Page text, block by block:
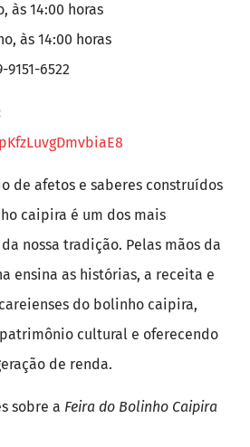
às 14:00 horas
às 14:00 horas
6522
de afetos e saberes construídos
caipira é um dos mais
nossa tradição. Pelas mãos da
ensina as histórias, a receita e
do bolinho caipira,
cultural e oferecendo
de renda.
sobre a Feira do Bolinho Caipira